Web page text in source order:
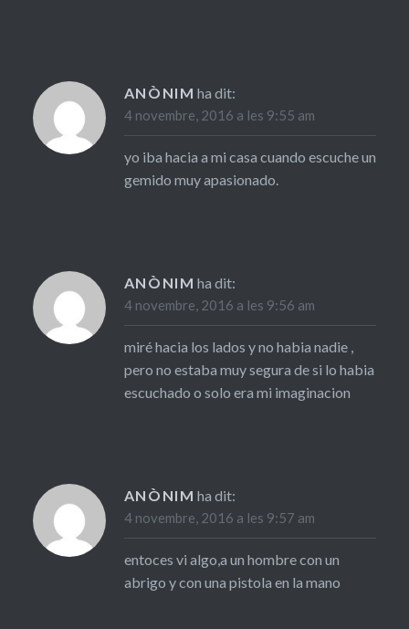
ANÒNIM ha dit:
4 novembre, 2016 a les 9:55 am
yo iba hacia a mi casa cuando escuche un
gemido muy apasionado.
ANÒNIM ha dit:
4 novembre, 2016 a les 9:56 am
miré hacia los lados y no habia nadie ,
pero no estaba muy segura de si lo habia
escuchado o solo era mi imaginacion
ANÒNIM ha dit:
4 novembre, 2016 a les 9:57 am
entoces vi algo,a un hombre con un
abrigo y con una pistola en la mano